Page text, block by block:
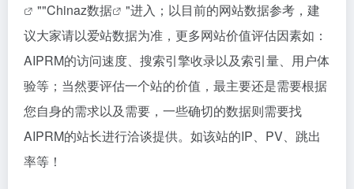
""Chinaz数据
"进入；以目前的网站数据参考，建
议大家请以爱站数据为准，更多网站价值评估因素如：
AIPRM的访问速度、搜索引擎收录以及索引量、用户体
验等；当然要评估一个站的价值，最主要还是需要根据
您自身的需求以及需要，一些确切的数据则需要找
AIPRM的站长进行洽谈提供。如该站的IP、PV、跳出
率等！